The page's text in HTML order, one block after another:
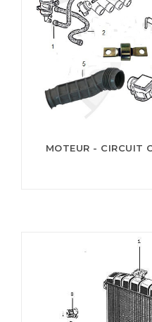
MOTEUR - CIRCUIT